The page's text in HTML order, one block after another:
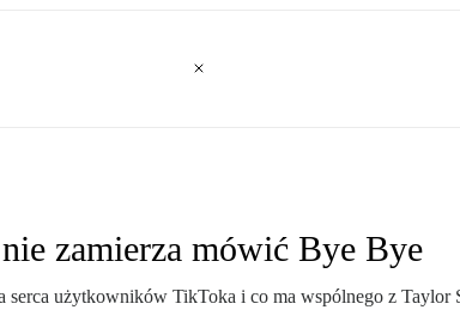
zamierza mówić Bye Bye
użytkowników TikToka i co ma wspólnego z